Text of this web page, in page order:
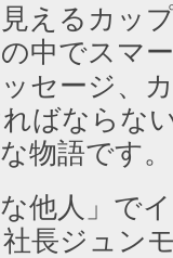
えるカッ
中でスマ
セージ、
ばならな
物語です。
な他人」で
長ジュン